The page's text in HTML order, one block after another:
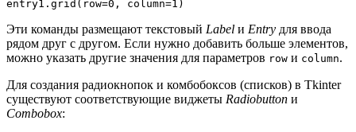
Эти команды размещают текстовый Label и Entry для ввода
рядом друг с другом. Если нужно добавить больше элементов,
можно указать другие значения для параметров row и column.
Для создания радиокнопок и комбобоксов (списков) в Tkinter
существуют соответствующие виджеты Radiobutton и
Combobox: